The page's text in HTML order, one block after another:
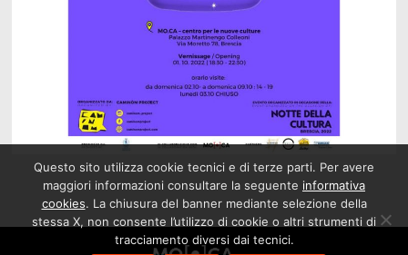
Questo sito utilizza cookie tecnici e di terze parti. Per avere
maggiori informazioni consultare la seguente informativa
cookies. La chiusura del banner mediante selezione della
stessa X, non consente l’utilizzo di cookie o altri strumenti di
tracciamento diversi dai tecnici.